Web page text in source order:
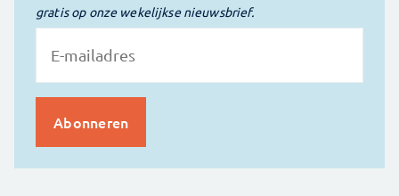
gratis op onze wekelijkse nieuwsbrief.